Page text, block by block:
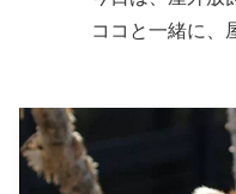
ココと一緒に、